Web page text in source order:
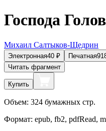
Господа
Михаил Салтыков-Щедрин
Электронная40 ₽ Печатная
Читать фрагмент
Купить
Объем: 324 бумажных стр.
Формат: epub, fb2, pdfRead,